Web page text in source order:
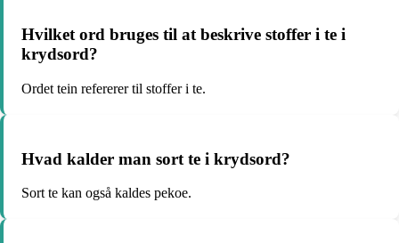
Hvilket ord bruges til at beskrive stoffer i te i
krydsord?
Ordet tein refererer til stoffer i te.
Hvad kalder man sort te i krydsord?
Sort te kan også kaldes pekoe.